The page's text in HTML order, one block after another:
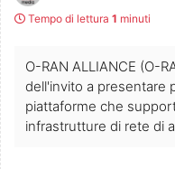
Tempo di lettura 1 minuti
O-RAN ALLIANCE (O-
dell'invito a presentare
piattaforme che
infrastrutture di rete di